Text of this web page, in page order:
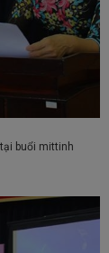
buổi mittinh